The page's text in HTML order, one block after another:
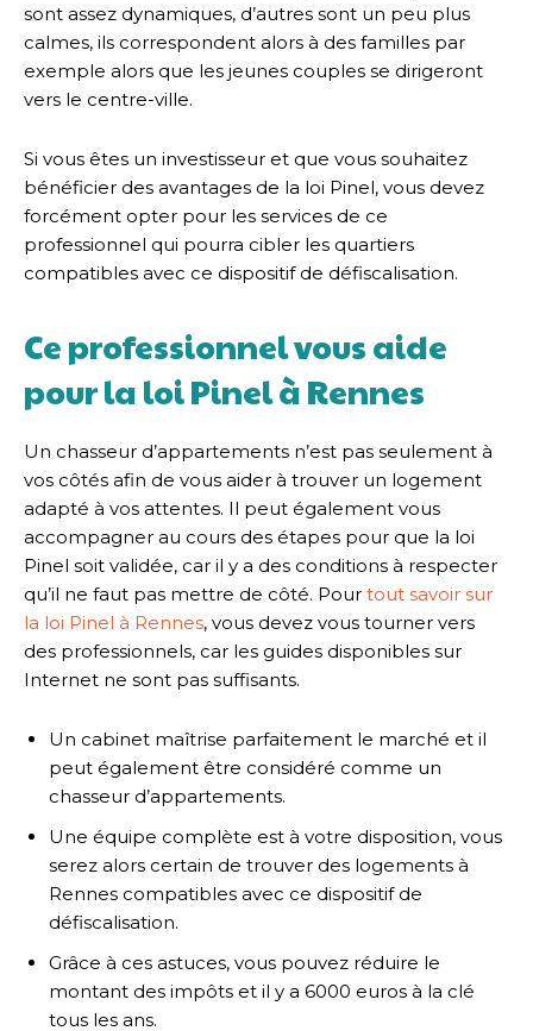
sont assez dynamiques, d’autres sont un peu plus
calmes, ils correspondent alors à des familles par
exemple alors que les jeunes couples se dirigeront
vers le centre-ville.
Si vous êtes un investisseur et que vous souhaitez
bénéficier des avantages de la loi Pinel, vous devez
forcément opter pour les services de ce
professionnel qui pourra cibler les quartiers
compatibles avec ce dispositif de défiscalisation.
Ce professionnel vous aide
pour la loi Pinel à Rennes
Un chasseur d’appartements n’est pas seulement à
vos côtés afin de vous aider à trouver un logement
adapté à vos attentes. Il peut également vous
accompagner au cours des étapes pour que la loi
Pinel soit validée, car il y a des conditions à respecter
qu’il ne faut pas mettre de côté. Pour tout savoir sur
la loi Pinel à Rennes, vous devez vous tourner vers
des professionnels, car les guides disponibles sur
Internet ne sont pas suffisants.
Un cabinet maîtrise parfaitement le marché et il
peut également être considéré comme un
chasseur d’appartements.
Une équipe complète est à votre disposition, vous
serez alors certain de trouver des logements à
Rennes compatibles avec ce dispositif de
défiscalisation.
Grâce à ces astuces, vous pouvez réduire le
montant des impôts et il y a 6000 euros à la clé
tous les ans.